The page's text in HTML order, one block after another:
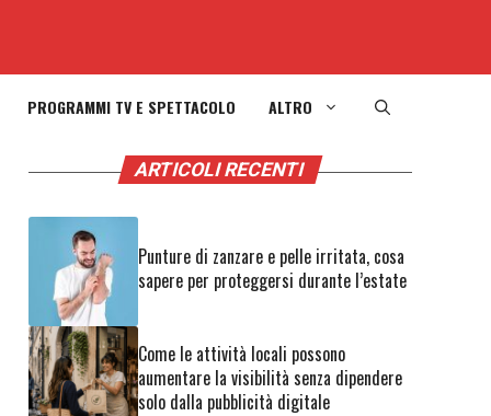
PROGRAMMI TV E SPETTACOLO ALTRO
ARTICOLI RECENTI
Punture di zanzare e pelle irritata, cosa
sapere per proteggersi durante l’estate
Come le attività locali possono
aumentare la visibilità senza dipendere
solo dalla pubblicità digitale